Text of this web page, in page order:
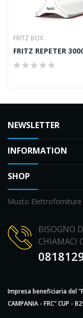
FRITZ BOX
FRITZ REPETER
NEWSLETTER
INFORMATION
SHOP
Musto Elettroforniture
BISOGNO
CHIAMACI
Impresa beneficiaria del
CAMPANIA - FRC" CUP -